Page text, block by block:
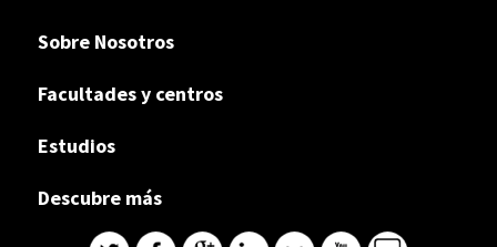
Sobre Nosotros
Facultades y centros
Estudios
Descubre más